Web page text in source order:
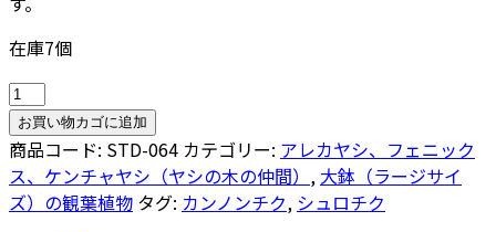
在庫7個
シ
ュ
ロ
チ
ク
お買い物カゴに追加
商品コード: STD-064 カテゴリー: アレカヤシ、フェニック
ス、ケンチャヤシ（ヤシの木の仲間） , 大鉢（ラージサイ
ズ）の観葉植物 タグ: カンノンチク, シュロチク